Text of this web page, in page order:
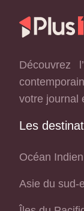
Découvrez
votre journal
Les
Océan Indien
Asie du sud-